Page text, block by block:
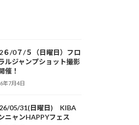
６/0７/５（日曜日）フロ
ルジャンプショット撮影
催！
年7月4日
05/31(日曜日) KIBA
ニャンHAPPYフェス